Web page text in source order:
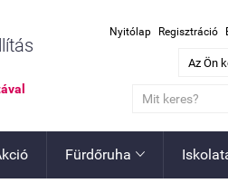
Nyitólap Regisztráció
Az Ön
Fürdőruha 